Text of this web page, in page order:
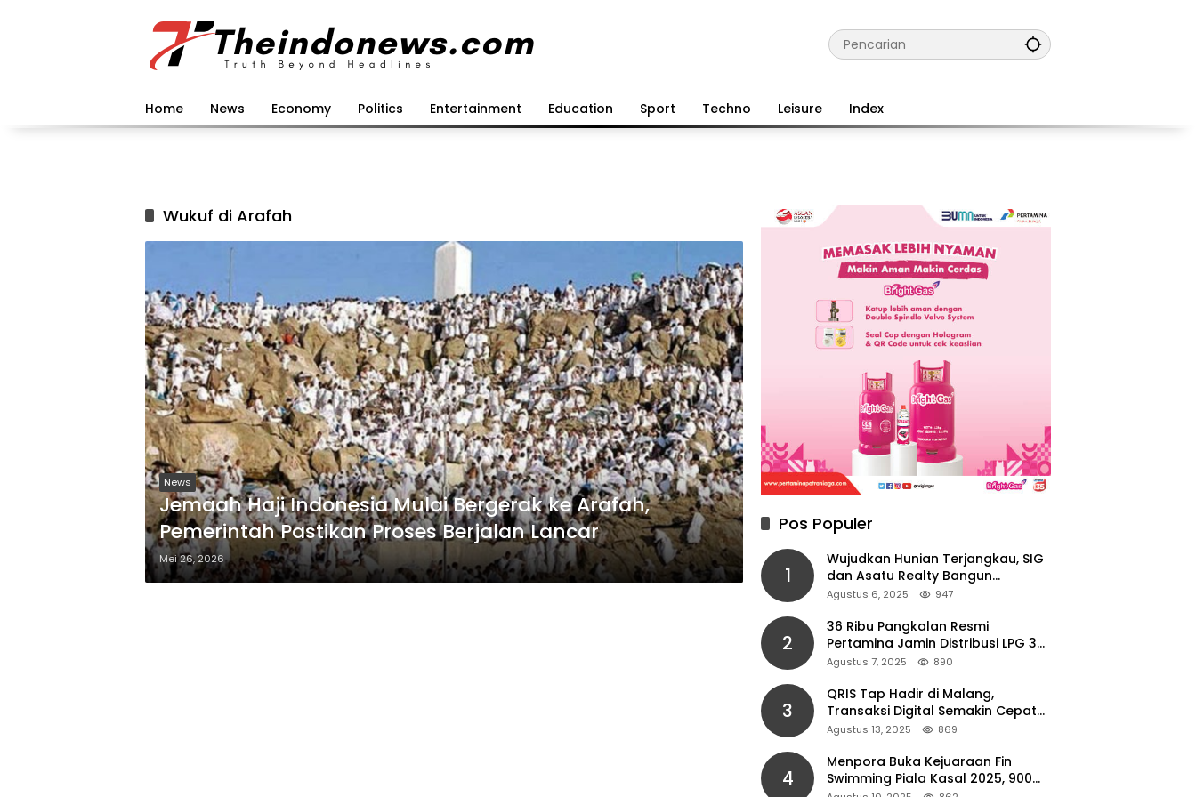
Home News Economy Politics Entertainment Education Sport Techno Leisure Index
Wukuf di Arafah
News
Jemaah Haji Indonesia Mulai Bergerak ke Arafah,
Pemerintah Pastikan Proses Berjalan Lancar
Mei 26, 2026
Pos Populer
1
Wujudkan Hunian Terjangkau, SIG
dan Asatu Realty Bangun
Perumahan di Cianjur
Agustus 6, 2025 947
2
36 Ribu Pangkalan Resmi
Pertamina Jamin Distribusi LPG 3
Kg Aman di Jawa Timur
Agustus 7, 2025 890
3
QRIS Tap Hadir di Malang,
Transaksi Digital Semakin Cepat
dan Mudah dengan Teknologi NFC
Agustus 13, 2025 869
4
Menpora Buka Kejuaraan Fin
Swimming Piala Kasal 2025, 900